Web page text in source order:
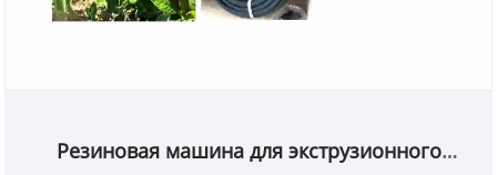
Резиновая машина для экструзионного